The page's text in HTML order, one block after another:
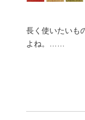
長く使いたいも
よね。……